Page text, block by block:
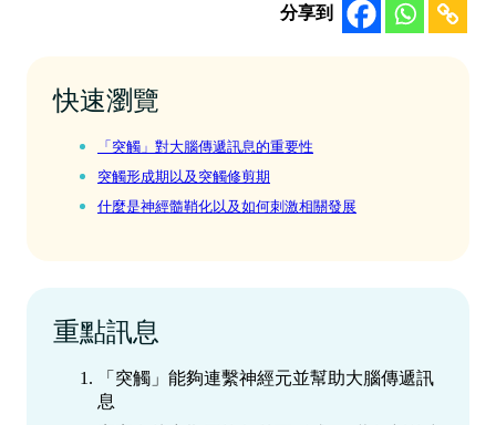
分享到
快速瀏覽
「突觸」對大腦傳遞訊息的重要性
突觸形成期以及突觸修剪期
什麼是神經髓鞘化以及如何刺激相關發展
重點訊息
‍「突觸」能夠連繫神經元並幫助大腦傳遞訊
息